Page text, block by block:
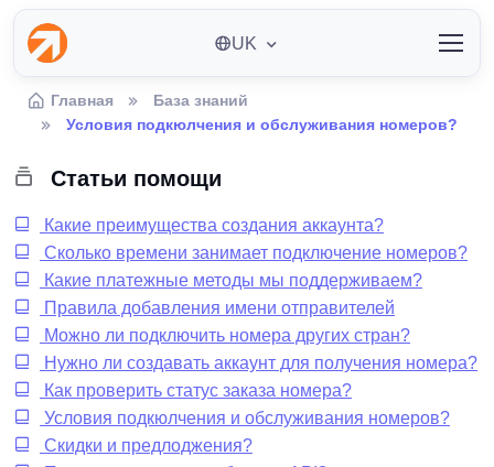
UK
Главная
База знаний
Условия подкюлчения и обслуживания номеров?
Статьи помощи
Какие преимущества создания аккаунта?
Сколько времени занимает подключение номеров?
Какие платежные методы мы поддерживаем?
Правила добавления имени отправителей
Можно ли подключить номера других стран?
Нужно ли создавать аккаунт для получения номера?
Как проверить статус заказа номера?
Условия подкюлчения и обслуживания номеров?
Скидки и предлоджения?